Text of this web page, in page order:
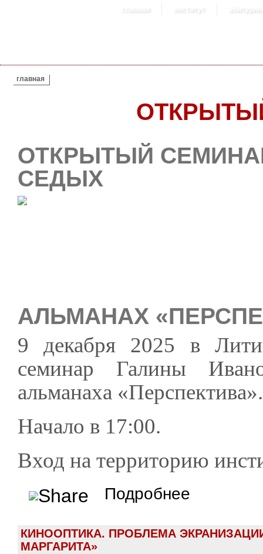
главная институт
ВЫ ЗДЕСЬ
главная
ОТКРЫТЫЙ
СЕДЫХ
АЛЬМАНАХ
9 декабря 2025 в
семинар Галины
альманаха «Перспектива».
Начало в 17:00.
Вход на территорию
Подробнее
КИНООПТИКА. ПРОБЛЕМА
МАРГАРИТА»